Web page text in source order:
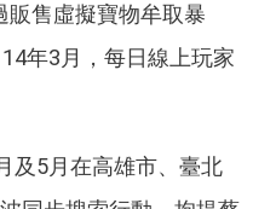
販售虛擬寶物牟取暴
年3月，每日線上玩家
及5月在高雄市、臺北